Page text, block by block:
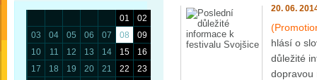
01
02
03
04 05 06 07 08
09
10
11 12 13 14 15
16
17
18 19 20 21 22
23
20. 06.
hlásí o
důležité
dopravou